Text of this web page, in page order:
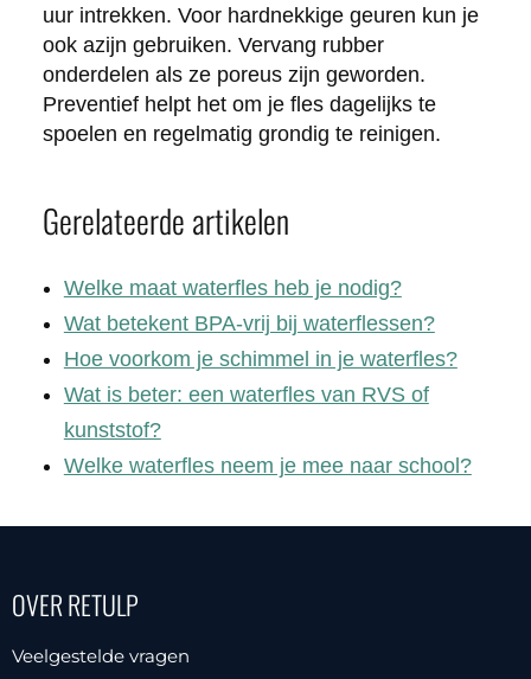
uur intrekken. Voor hardnekkige geuren kun je
ook azijn gebruiken. Vervang rubber
onderdelen als ze poreus zijn geworden.
Preventief helpt het om je fles dagelijks te
spoelen en regelmatig grondig te reinigen.
Gerelateerde artikelen
Welke maat waterfles heb je nodig?
Wat betekent BPA-vrij bij waterflessen?
Hoe voorkom je schimmel in je waterfles?
Wat is beter: een waterfles van RVS of
kunststof?
Welke waterfles neem je mee naar school?
OVER RETULP
Veelgestelde vragen